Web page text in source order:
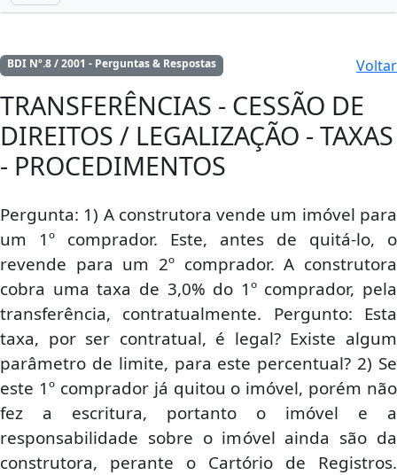
BDI Nº.8 / 2001 - Perguntas & Respostas Voltar
TRANSFERÊNCIAS - CESSÃO DE
DIREITOS / LEGALIZAÇÃO - TAXAS
- PROCEDIMENTOS
Pergunta: 1) A construtora vende um imóvel para
um 1º comprador. Este, antes de quitá-lo, o
revende para um 2º comprador. A construtora
cobra uma taxa de 3,0% do 1º comprador, pela
transferência, contratualmente. Pergunto: Esta
taxa, por ser contratual, é legal? Existe algum
parâmetro de limite, para este percentual? 2) Se
este 1º comprador já quitou o imóvel, porém não
fez a escritura, portanto o imóvel e a
responsabilidade sobre o imóvel ainda são da
construtora, perante o Cartório de Registros.